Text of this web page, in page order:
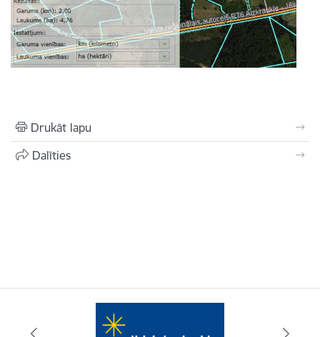
Drukāt lapu
Dalīties